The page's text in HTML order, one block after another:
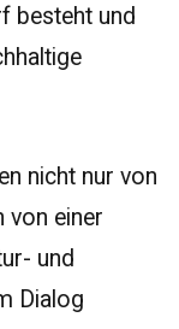
besteht und
nicht nur von
von einer
und
Dialog